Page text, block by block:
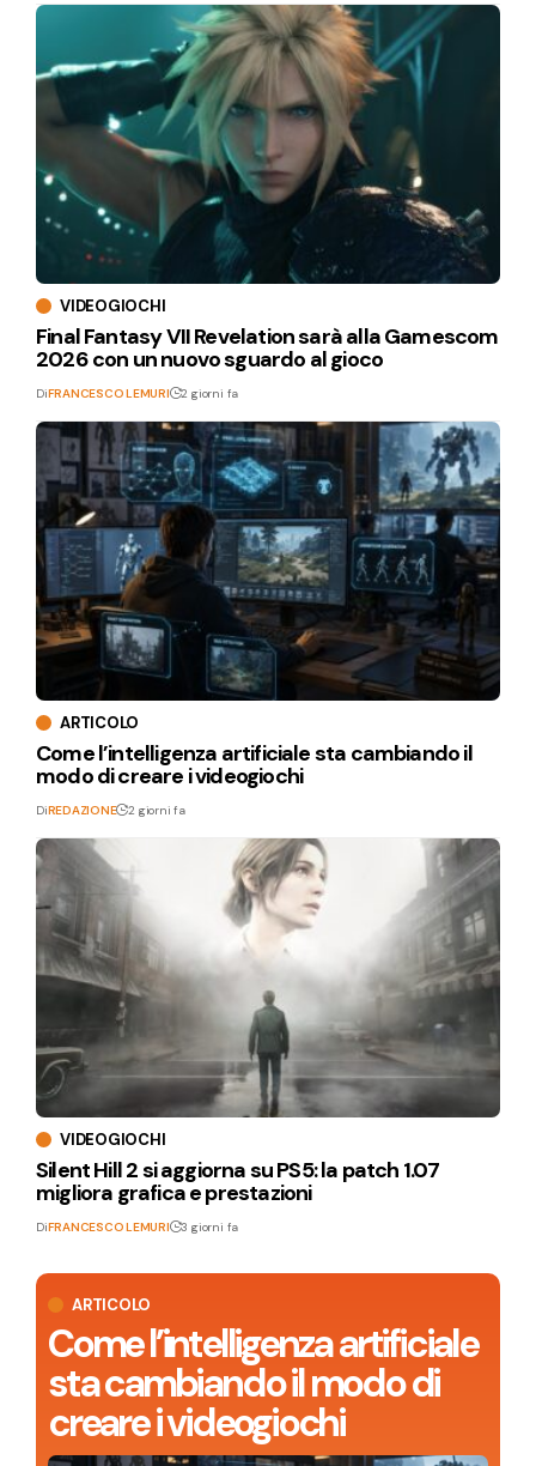
ARTICOLO
Come l’intelligenza artificiale
sta cambiando il modo di
creare i videogiochi
VIDEOGIOCHI
Final Fantasy VII Revelation sarà alla Gamescom
2026 con un nuovo sguardo al gioco
DiFRANCESCO LEMURI 2 giorni fa
ARTICOLO
Come l’intelligenza artificiale sta cambiando il
modo di creare i videogiochi
DiREDAZIONE 2 giorni fa
VIDEOGIOCHI
Silent Hill 2 si aggiorna su PS5: la patch 1.07
migliora grafica e prestazioni
DiFRANCESCO LEMURI 3 giorni fa